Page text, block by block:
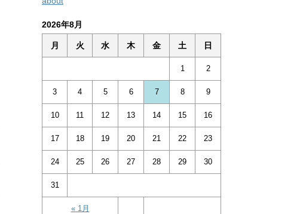
2026年8月
月 火 水 木 金 土 日
« 1月
1 2
3 4 5 6 7 8 9
10 11 12 13 14 15 16
17 18 19 20 21 22 23
24 25 26 27 28 29 30
31